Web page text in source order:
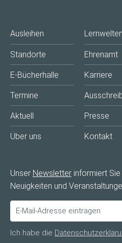
Ausleihen
Standorte
E-Bücherhalle
Termine
Aktuell
Über uns
Lernwelten
Ehrenamt
Karriere
Presse
Kontakt
Unser Newsletter informiert
Neuigkeiten und
Ich habe die